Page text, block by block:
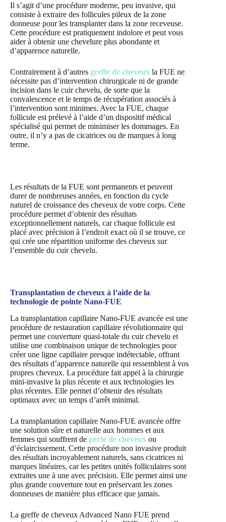
Il s’agit d’une procédure moderne, peu invasive, qui
consiste à extraire des follicules pileux de la zone
donneuse pour les transplanter dans la zone receveuse.
Cette procédure est pratiquement indolore et peut vous
aider à obtenir une chevelure plus abondante et
d’apparence naturelle.
Contrairement à d’autres greffe de cheveux la FUE ne
nécessite pas d’intervention chirurgicale ni de grande
incision dans le cuir chevelu, de sorte que la
convalescence et le temps de récupération associés à
l’intervention sont minimes. Avec la FUE, chaque
follicule est prélevé à l’aide d’un dispositif médical
spécialisé qui permet de minimiser les dommages. En
outre, il n’y a pas de cicatrices ou de marques à long
terme.
Les résultats de la FUE sont permanents et peuvent
durer de nombreuses années, en fonction du cycle
naturel de croissance des cheveux de votre corps. Cette
procédure permet d’obtenir des résultats
exceptionnellement naturels, car chaque follicule est
placé avec précision à l’endroit exact où il se trouve, ce
qui crée une répartition uniforme des cheveux sur
l’ensemble du cuir chevelu.
Transplantation de cheveux à l’aide de la
technologie de pointe Nano-FUE
La transplantation capillaire Nano-FUE avancée est une
procédure de restauration capillaire révolutionnaire qui
permet une couverture quasi-totale du cuir chevelu et
utilise une combinaison unique de technologies pour
créer une ligne capillaire presque indétectable, offrant
des résultats d’apparence naturelle qui ressemblent à vos
propres cheveux. La procédure fait appel à la chirurgie
mini-invasive la plus récente et aux technologies les
plus récentes. Elle permet d’obtenir des résultats
optimaux avec un temps d’arrêt minimal.
La transplantation capillaire Nano-FUE avancée offre
une solution sûre et naturelle aux hommes et aux
femmes qui souffrent de perte de cheveux ou
d’éclaircissement. Cette procédure non invasive produit
des résultats incroyablement naturels, sans cicatrices ni
marques linéaires, car les petites unités folliculaires sont
extraites une à une avec précision. Elle permet ainsi une
plus grande couverture tout en préservant les zones
donneuses de manière plus efficace que jamais.
La greffe de cheveux Advanced Nano FUE prend